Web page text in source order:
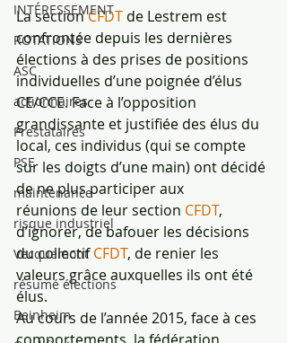
INTÉRESSEMENT
ROTATIONS
ASC
actionnaires
Prestataires
PSE
maintenance
risque industriel
Vecquemont
résumé élections
Beinheim
La section CFDT de Lestrem est
confrontée depuis les dernières
élections à des prises de positions
individuelles d’une poignée d’élus
CE/CCE. Face à l’opposition
grandissante et justifiée des élus du
local, ces individus (qui se compte
sur les doigts d’une main) ont décidé
de ne plus participer aux
réunions de leur section CFDT,
d’ignorer, de bafouer les décisions
du collectif CFDT, de renier les
valeurs grâce auxquelles ils ont été
élus.
Au cours de l’année 2015, face à ces